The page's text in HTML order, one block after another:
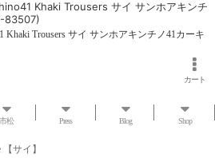
Khaki Trousers サイ サンホアキンチ
83507)
Khaki Trousers サイ サンホアキンチノ41カーキ
カート
市松 Press Blog Shop
【サイ】